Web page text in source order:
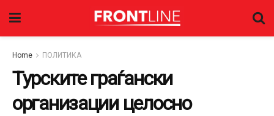
Home ПОЛИТИКА
Турските граѓански
организации целосно